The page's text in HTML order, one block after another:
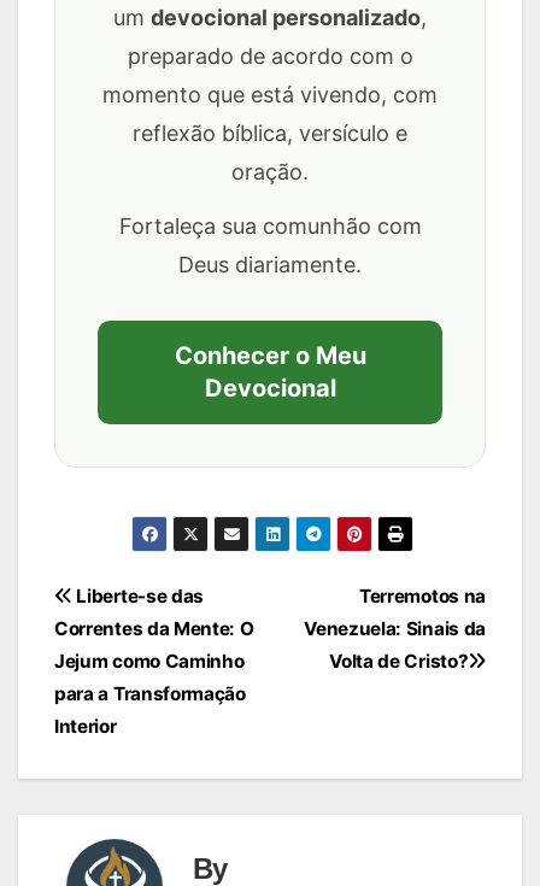
um devocional personalizado,
preparado de acordo com o
momento que está vivendo, com
reflexão bíblica, versículo e
oração.
Fortaleça sua comunhão com
Deus diariamente.
Conhecer o Meu
Devocional
Navegação
de
Post
Terremotos na
Venezuela: Sinais da
Volta de Cristo?
Liberte-se das
Correntes da Mente: O
Jejum como Caminho
para a Transformação
Interior
By